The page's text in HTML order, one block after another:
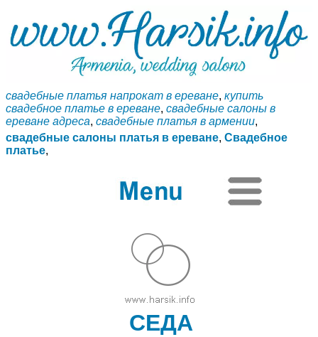
свадебные платья напрокат в ереване, купить
свадебное платье в ереване, свадебные салоны в
ереване адреса, свадебные платья в армении,
свадебные салоны платья в ереване, Свадебное
платье,
СЕДА